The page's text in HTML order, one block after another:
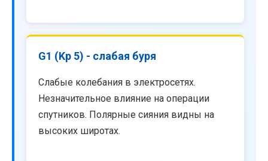
G1 (Kp 5) - слабая буря
Слабые колебания в электросетях.
Незначительное влияние на операции
спутников. Полярные сияния видны на
высоких широтах.